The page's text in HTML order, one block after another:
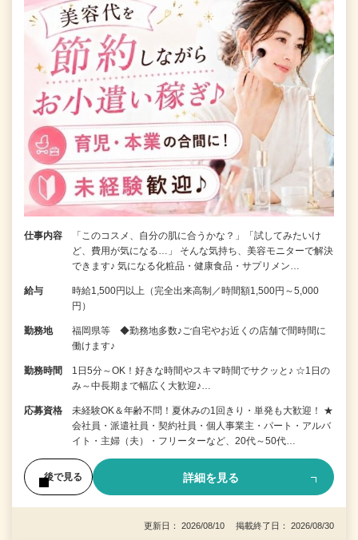
仕事内容
「このコスメ、自分の肌に合うかな？」「試してみたいけ
ど、費用が気になる…」 そんな気持ち、美容モニターで解決
できます♪ 気になる化粧品・健康食品・サプリメン…
給与
時給1,500円以上（完全出来高制／時間額1,500円～5,000
円）
勤務地
福岡県等 ◆勤務地多数♪ご自宅やお近くの店舗で間時間に
働けます♪
勤務時間
1日5分～OK！好きな時間やスキマ時間でサクッと♪ ☆1日の
み～中長期まで幅広く大歓迎♪…
応募資格
未経験OK＆年齢不問！夏休みの1回きり・単発も大歓迎！ ★
会社員・派遣社員・契約社員・個人事業主・パート・アルバ
イト・主婦（夫）・フリーターなど、20代～50代…
後で見る 詳細を見る
更新日： 2026/08/10 掲載終了日： 2026/08/30